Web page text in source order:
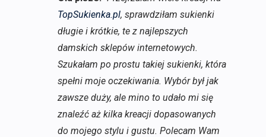
TopSukienka.pl, sprawdziłam sukienki
długie i krótkie, te z najlepszych
damskich sklepów internetowych.
Szukałam po prostu takiej sukienki, która
spełni moje oczekiwania. Wybór był jak
zawsze duży, ale mino to udało mi się
znaleźć aż kilka kreacji dopasowanych
do mojego stylu i gustu. Polecam Wam